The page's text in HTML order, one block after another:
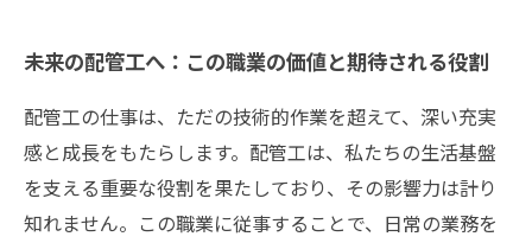
未来の配管工へ：この職業の価値と期待される役割
配管工の仕事は、ただの技術的作業を超えて、深い充実
感と成長をもたらします。配管工は、私たちの生活基盤
を支える重要な役割を果たしており、その影響力は計り
知れません。この職業に従事することで、日常の業務を